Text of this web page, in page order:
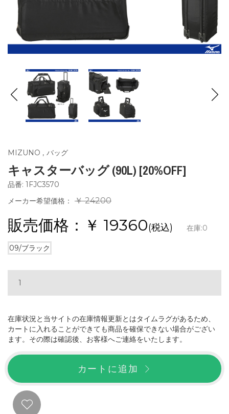
MIZUNO , バッグ
キャスターバッグ (90L) [20%OFF]
品番: 1FJC3570
メーカー希望価格：
￥ 24200
販売価格：￥ 19360(税込) 在庫:0
09/ブラック
在庫状況と当サイトの在庫情報更新とはタイムラグがあるため、
カートに入れることができても商品を確保できない場合がござい
ます。その際は確認後、お客様へご連絡をいたします。
カートに追加